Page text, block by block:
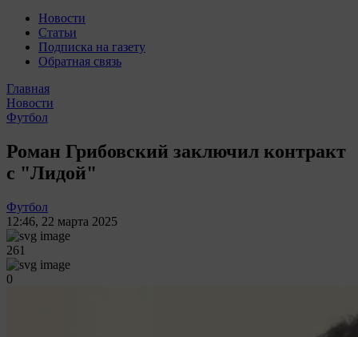
Новости
Статьи
Подписка на газету
Обратная связь
Главная
Новости
Футбол
Роман Грибовский заключил контракт
с "Лидой"
Футбол
12:46, 22 марта 2025
261
0